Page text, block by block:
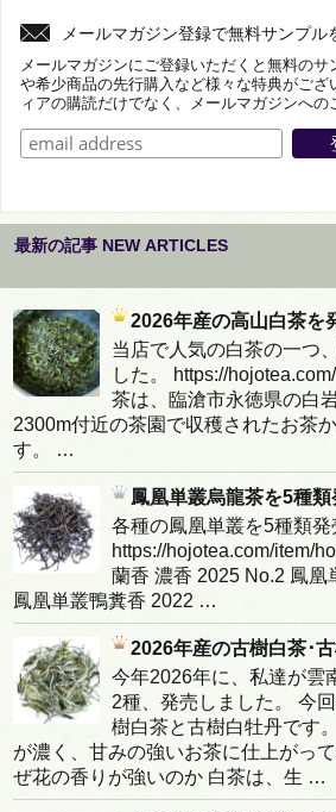
メールマガジン登録で無料サンプル
メールマガジンにご登録いただくと無料のサ
や希少商品の先行購入など様々な特典がござ
ィアの購読だけでなく、メールマガジンへの
最新の記事 NEW ARTICLES
2026年産の高山白茶を
当店で人気の白茶の一つ
した。 https://
茶は、臨滄市永徳県の白
2300m付近の茶園で収穫されたお茶
す。 …
鳳凰単叢烏龍茶を5種類
各種の鳳凰単叢を5種類発
https://hojotea.com/item/
蘭香 濃香 2025 No.2 鳳凰
鳳凰単叢鴨糞香 2022 …
2026年産の古樹白茶･
今年2026年に、私達が雲
2種、発売しました。 今
樹白茶と古樹白牡丹です
が濃く、甘みの強いお茶に仕上がっ
ぜ花の香りが強いのか 白茶は、生 …